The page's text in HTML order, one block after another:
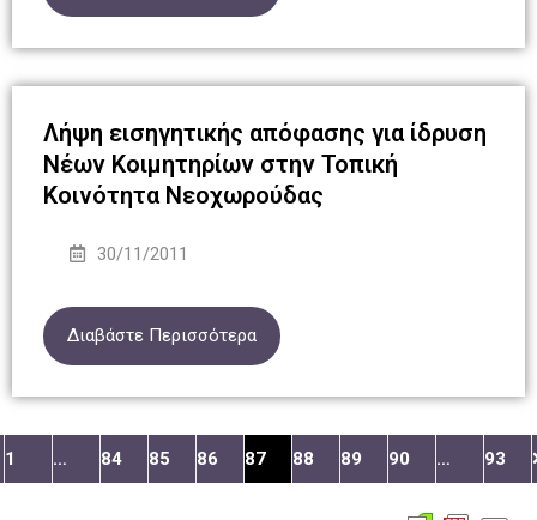
Λήψη εισηγητικής απόφασης για ίδρυση
Νέων Κοιμητηρίων στην Τοπική
Κοινότητα Νεοχωρούδας
30/11/2011
Διαβάστε Περισσότερα
1 … 84 85 86 87 88 89 90 … 93